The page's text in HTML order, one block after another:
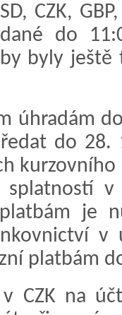
CZK,
do
byly
úhradám
do
kurzovního
v
je
v
platbám
CZK na